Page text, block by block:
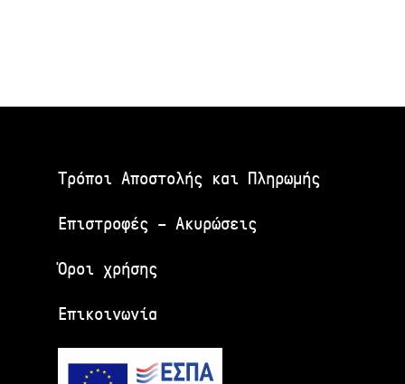
Τρόποι Αποστολής και Πληρωμής
Επιστροφές – Ακυρώσεις
Όροι χρήσης
Επικοινωνία